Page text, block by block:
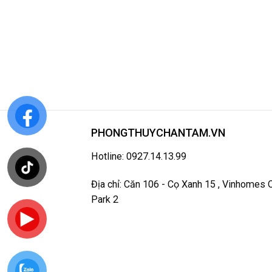
PHONGTHUYCHANTAM.VN
Hotline: 0927.14.13.99
Địa chỉ: Căn 106 - Cọ Xanh 15 , Vinhomes
Park 2